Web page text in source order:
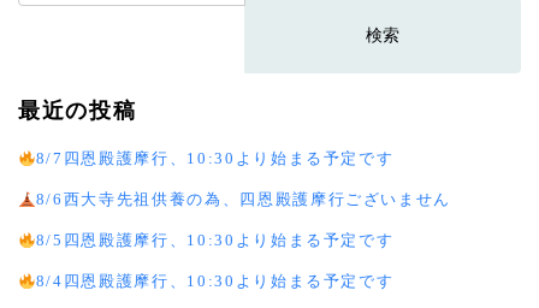
索:
最近の投稿
8/7四恩殿護摩行、10:30より始まる予定です
8/6西大寺先祖供養の為、四恩殿護摩行ございません
8/5四恩殿護摩行、10:30より始まる予定です
8/4四恩殿護摩行、10:30より始まる予定です